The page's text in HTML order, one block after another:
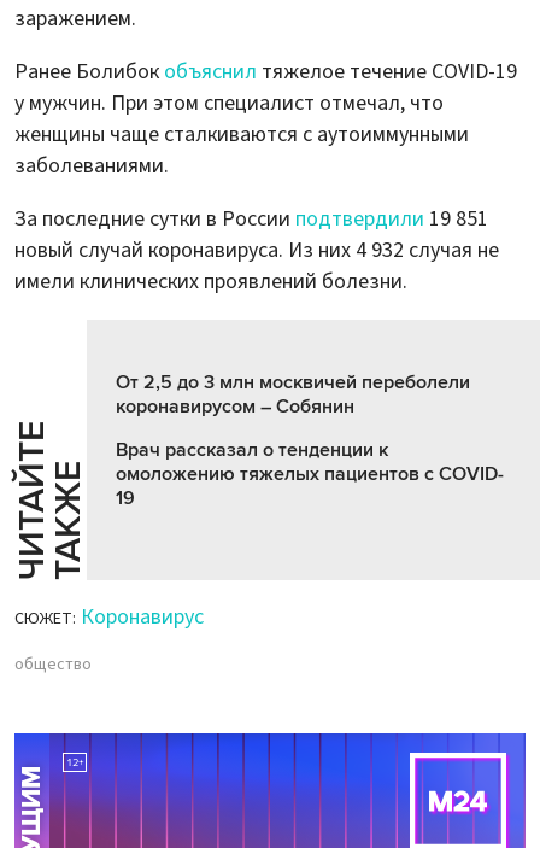
заражением.
Ранее Болибок объяснил тяжелое течение COVID-19
у мужчин. При этом специалист отмечал, что
женщины чаще сталкиваются с аутоиммунными
заболеваниями.
За последние сутки в России подтвердили 19 851
новый случай коронавируса. Из них 4 932 случая не
имели клинических проявлений болезни.
Ч
И
Т
АЙ
Т
Е
Т
А
К
ЖЕ
От 2,5 до 3 млн москвичей переболели
коронавирусом – Собянин
Врач рассказал о тенденции к
омоложению тяжелых пациентов с COVID-
19
СЮЖЕТ: Коронавирус
общество